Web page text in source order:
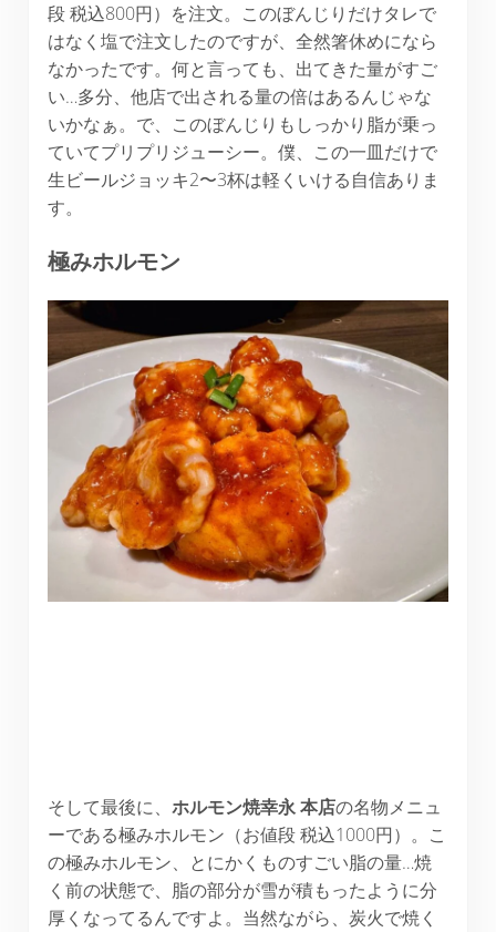
段 税込800円）を注文。このぼんじりだけタレで
はなく塩で注文したのですが、全然箸休めになら
なかったです。何と言っても、出てきた量がすご
い…多分、他店で出される量の倍はあるんじゃな
いかなぁ。で、このぼんじりもしっかり脂が乗っ
ていてプリプリジューシー。僕、この一皿だけで
生ビールジョッキ2〜3杯は軽くいける自信ありま
す。
極みホルモン
そして最後に、 ホルモン焼幸永本店の名物メニュ
ーである極みホルモン（お値段 税込1000円）。こ
の極みホルモン、とにかくものすごい脂の量…焼
く前の状態で、脂の部分が雪が積もったように分
厚くなってるんですよ。当然ながら、炭火で焼く